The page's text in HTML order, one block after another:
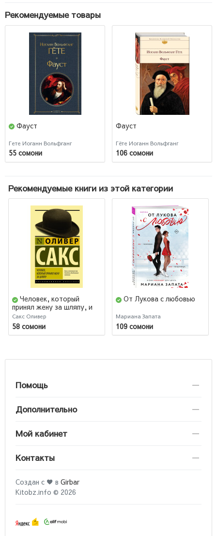
Рекомендуемые товары
Фауст
Гете Иоганн Вольфганг
55 сомони
Фауст
Гёте Иоганн Вольфганг
106 сомони
Рекомендуемые книги из этой категории
Человек, который
принял жену за шляпу, и
другие истории из
врачебной практики
Сакс Оливер
58 сомони
От Лукова с любовью
Мариана Запата
109 сомони
Помощь
Дополнительно
Мой кабинет
Контакты
Создан с ♥ в Girbar
Kitobz.info © 2026